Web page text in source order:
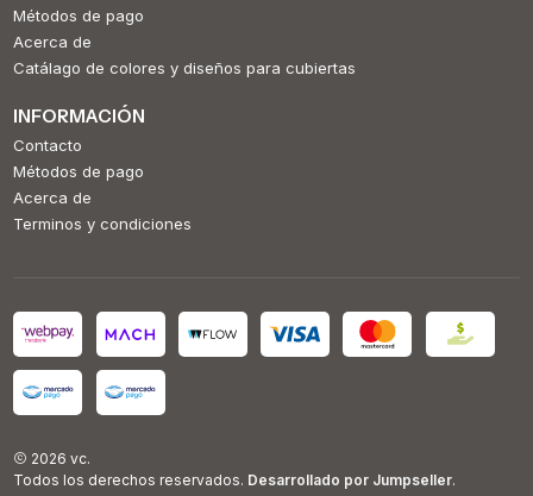
Métodos de pago
Acerca de
Catálago de colores y diseños para cubiertas
INFORMACIÓN
Contacto
Métodos de pago
Acerca de
Terminos y condiciones
2026 vc.
Todos los derechos reservados. Desarrollado por Jumpseller.